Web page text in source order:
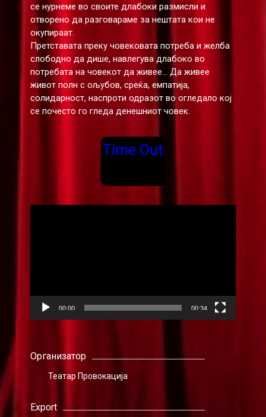
се нурнеме во своите длабоки размисли и
отворено да разговараме за нештата кои не
окупираат.
Претставата преку човековата потреба и желба
слободно да дише, навлегува длабоко во
потребата на човекот да живее... Да живее
живот полн с ољубов, среќа, емпатија,
солидарност, наспроти одразот во огледало кој
се почесто го гледа денешниот човек.
Time Out
00:00 00:34
Организатор
Театар Провокација
Export